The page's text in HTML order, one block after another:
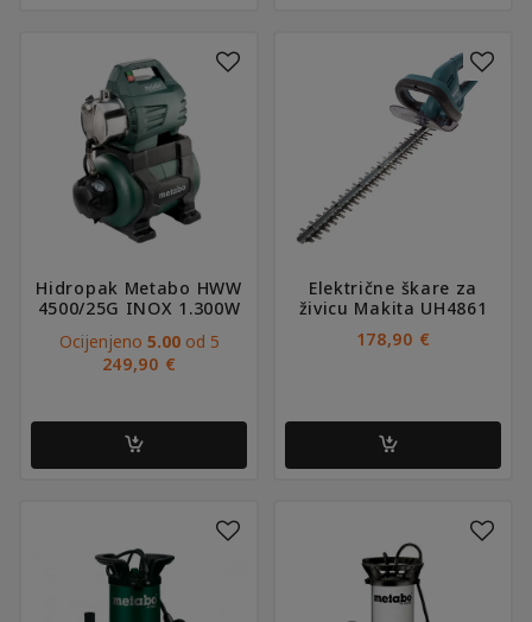
Hidropak Metabo HWW
4500/25G INOX 1.300W
Ocijenjeno 5.00od 5
249,90 €
Električne škare za
živicu Makita UH4861
178,90 €